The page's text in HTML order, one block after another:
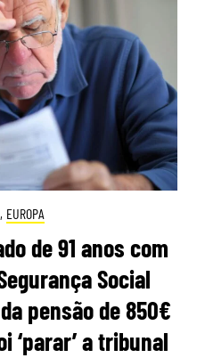
, EUROPA
de 91 anos com
Social
pensão de 850€
‘parar’ a tribunal